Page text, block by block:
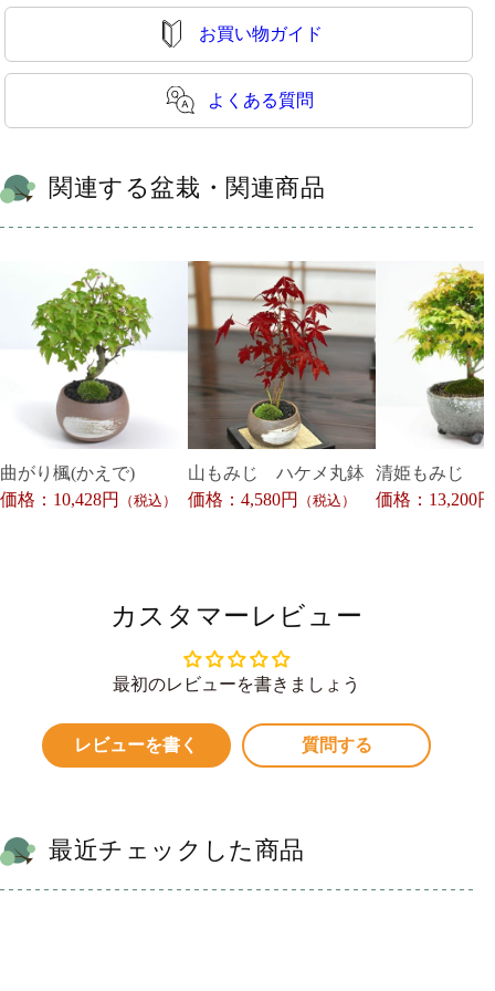
お買い物ガイド
よくある質問
関連する盆栽・関連商品
曲がり楓(かえで)
価格：10,428円
（税込）
山もみじ ハケメ丸鉢
価格：4,580円
（税込）
清姫もみじ
価格：13,200円
カスタマーレビュー
最初のレビューを書きましょう
レビューを書く 質問する
最近チェックした商品